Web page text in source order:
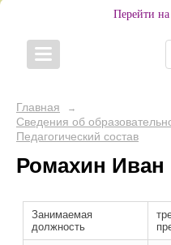
Перейти
Главная →
Сведения об
Педагогический состав
Ромахин Иван
Занимаемая
должность